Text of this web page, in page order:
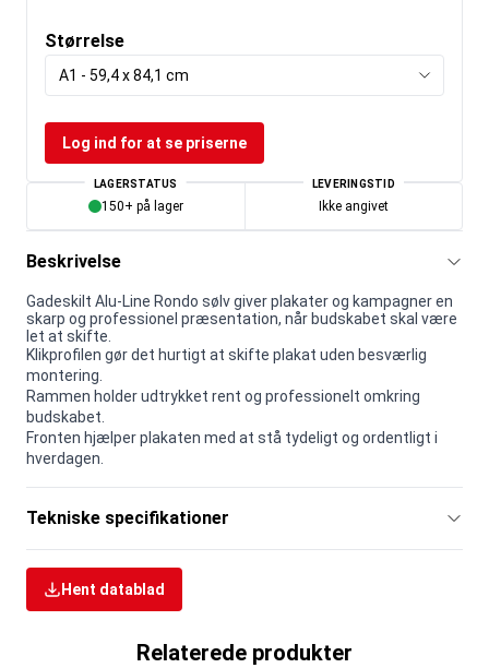
Størrelse
A1 - 59,4 x 84,1 cm
Log ind for at se priserne
LAGERSTATUS
150+ på lager
LEVERINGSTID
Ikke angivet
Beskrivelse
Gadeskilt Alu-Line Rondo sølv giver plakater og kampagner en
skarp og professionel præsentation, når budskabet skal være
let at skifte.
Klikprofilen gør det hurtigt at skifte plakat uden besværlig
montering.
Rammen holder udtrykket rent og professionelt omkring
budskabet.
Fronten hjælper plakaten med at stå tydeligt og ordentligt i
hverdagen.
Tekniske specifikationer
Hent datablad
Relaterede produkter